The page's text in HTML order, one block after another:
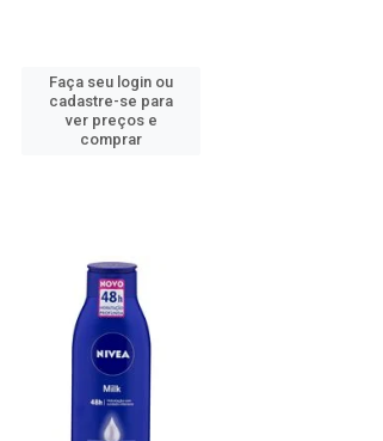
Faça seu login ou
cadastre-se para
ver preços e
comprar